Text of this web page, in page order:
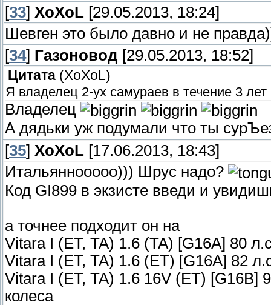
[33] XoXoL [29.05.2013, 18:24]
Шевген это было давно и не
[34] Газоновод [29.05.2013, 18:52]
Цитата (XoXoL)
Я владелец 2-ух самураев в течение 3 лет
Владелец
А дядьки уж подумали что ты
[35] XoXoL [17.06.2013, 18:43]
Итальяннооооо))) Шрус надо?
Код GI899 в экзисте введи и
а точнее подходит он на
Vitara I (ET, TA) 1.6 (TA) [G16A] 80
Vitara I (ET, TA) 1.6 (ET) [G16A] 82
Vitara I (ET, TA) 1.6 16V (ET)
колеса